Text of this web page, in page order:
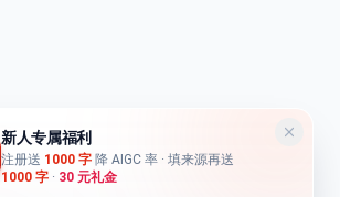
新人专属福利
注册送 1000 字 降 AIGC 率 · 填来源再送
1000 字 · 30 元礼金